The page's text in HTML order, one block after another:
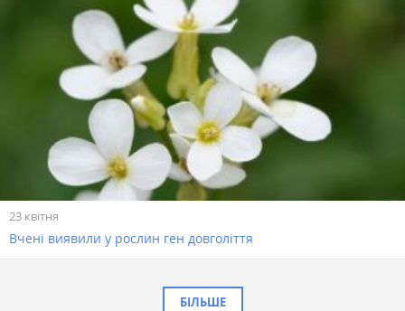
23 квітня
Вчені виявили у рослин ген довголіття
БІЛЬШЕ